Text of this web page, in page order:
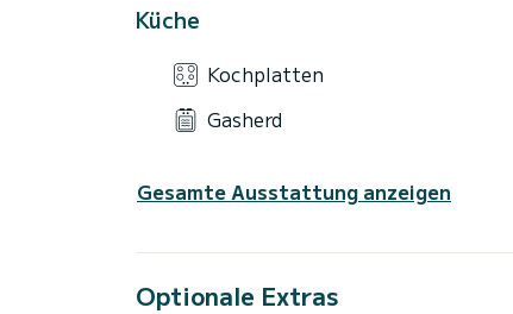
Küche
Kochplatten
Gasherd
Gesamte Ausstattung anzeigen
Optionale Extras